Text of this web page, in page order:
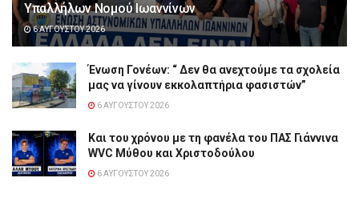
Υπαλλήλων Νομού Ιωαννίνων
6 ΑΥΓΟΎΣΤΟΥ 2026
Ένωση Γονέων: “ Δεν θα ανεχτούμε τα σχολεία
μας να γίνουν εκκολαπτήρια φασιστών”
6 ΑΥΓΟΎΣΤΟΥ 2026
Και του χρόνου με τη φανέλα του ΠΑΣ Γιάννινα
WVC Μύθου και Χριστοδούλου
6 ΑΥΓΟΎΣΤΟΥ 2026